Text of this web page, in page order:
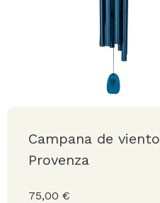
Campana de viento
Provenza
75,00 €